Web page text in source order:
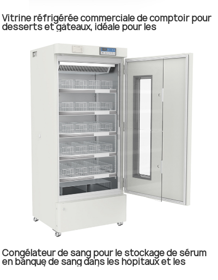
Vitrine réfrigérée commerciale de comptoir pour
desserts et gâteaux, idéale pour les
boulangeries.
Congélateur de sang pour le stockage de sérum
en banque de sang dans les hôpitaux et les
cliniques (NW-XC368L)